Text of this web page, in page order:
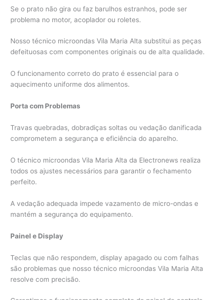
Se o prato não gira ou faz barulhos estranhos, pode ser
problema no motor, acoplador ou roletes.
Nosso técnico microondas Vila Maria Alta substitui as peças
defeituosas com componentes originais ou de alta qualidade.
O funcionamento correto do prato é essencial para o
aquecimento uniforme dos alimentos.
Porta com Problemas
Travas quebradas, dobradiças soltas ou vedação danificada
comprometem a segurança e eficiência do aparelho.
O técnico microondas Vila Maria Alta da Electronews realiza
todos os ajustes necessários para garantir o fechamento
perfeito.
A vedação adequada impede vazamento de micro-ondas e
mantém a segurança do equipamento.
Painel e Display
Teclas que não respondem, display apagado ou com falhas
são problemas que nosso técnico microondas Vila Maria Alta
resolve com precisão.